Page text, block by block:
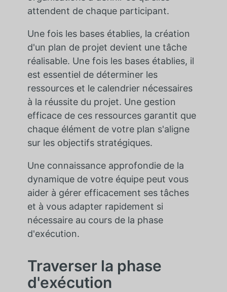
attendent de chaque participant.
Une fois les bases établies, la création
d'un plan de projet devient une tâche
réalisable. Une fois les bases établies, il
est essentiel de déterminer les
ressources et le calendrier nécessaires
à la réussite du projet. Une gestion
efficace de ces ressources garantit que
chaque élément de votre plan s'aligne
sur les objectifs stratégiques.
Une connaissance approfondie de la
dynamique de votre équipe peut vous
aider à gérer efficacement ses tâches
et à vous adapter rapidement si
nécessaire au cours de la phase
d'exécution.
Traverser la phase
d'exécution